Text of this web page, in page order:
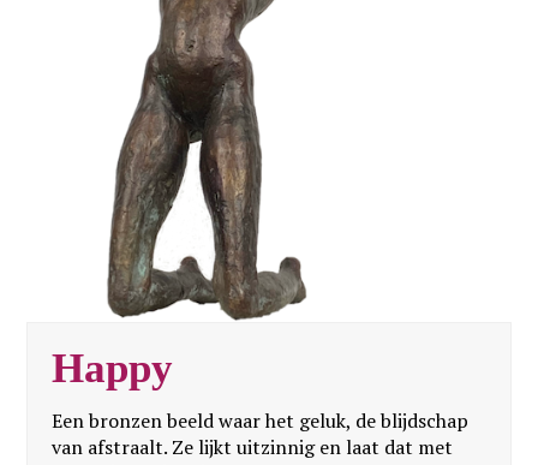
Happy
Een bronzen beeld waar het geluk, de blijdschap
van afstraalt. Ze lijkt uitzinnig en laat dat met